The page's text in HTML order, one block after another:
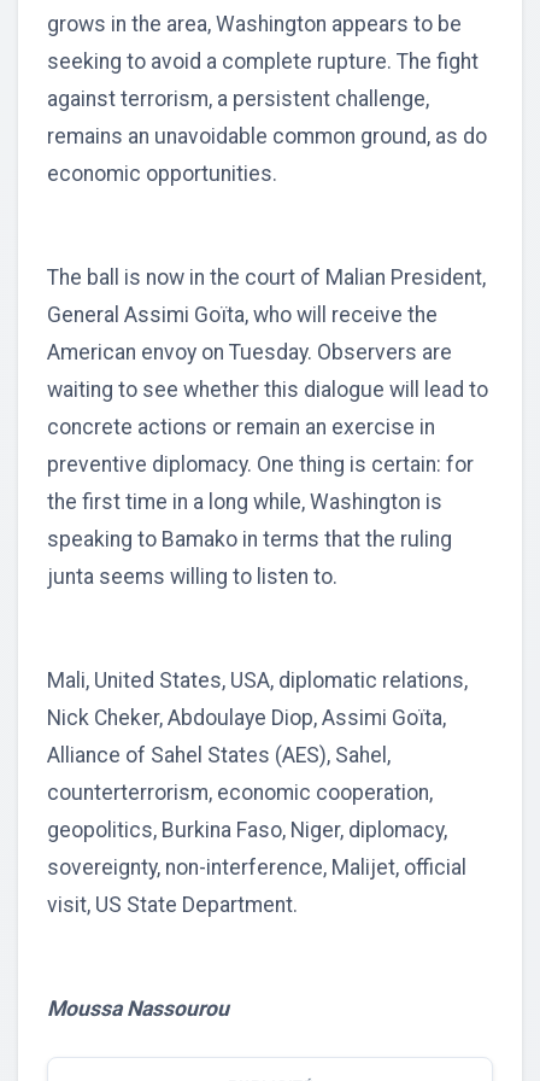
grows in the area, Washington appears to be
seeking to avoid a complete rupture. The fight
against terrorism, a persistent challenge,
remains an unavoidable common ground, as do
economic opportunities.
The ball is now in the court of Malian President,
General Assimi Goïta, who will receive the
American envoy on Tuesday. Observers are
waiting to see whether this dialogue will lead to
concrete actions or remain an exercise in
preventive diplomacy. One thing is certain: for
the first time in a long while, Washington is
speaking to Bamako in terms that the ruling
junta seems willing to listen to.
Mali, United States, USA, diplomatic relations,
Nick Cheker, Abdoulaye Diop, Assimi Goïta,
Alliance of Sahel States (AES), Sahel,
counterterrorism, economic cooperation,
geopolitics, Burkina Faso, Niger, diplomacy,
sovereignty, non-interference, Malijet, official
visit, US State Department.
Moussa Nassourou